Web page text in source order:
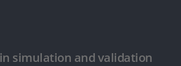
simulation and validation